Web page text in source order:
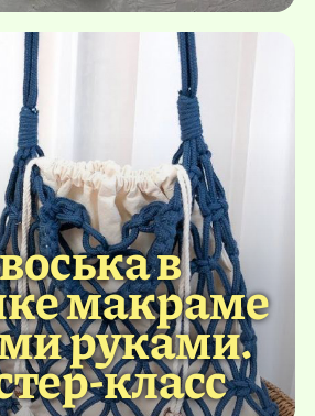
в
макраме
руками.
класс